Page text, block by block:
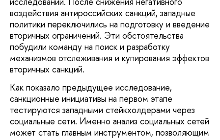
воздействия антироссийских санкций, западные
политики переключились на подготовку и введение
вторичных ограничений. Эти обстоятельства
побудили команду на поиск и разработку
механизмов отслеживания и купирования эффектов
вторичных санкций.
Как показало предыдущее исследование,
санкционные инициативы на первом этапе
тестируются западными стейкхолдерами через
социальные сети. Именно анализ социальных сетей
может стать главным инструментом, позволяющим